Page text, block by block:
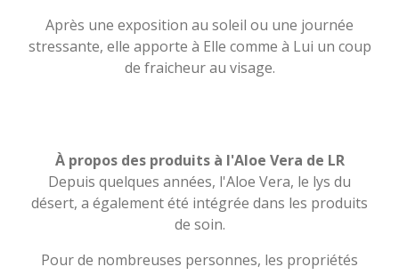
Après une exposition au soleil ou une journée
stressante, elle apporte à Elle comme à Lui un coup
de fraicheur au visage.
À propos des produits à l'Aloe Vera de LR
Depuis quelques années, l'Aloe Vera, le lys du
désert, a également été intégrée dans les produits
de soin.
Pour de nombreuses personnes, les propriétés